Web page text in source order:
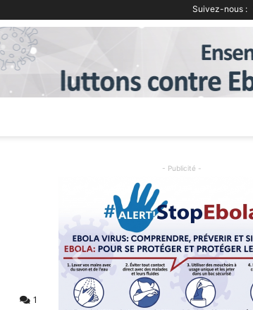
Suivez-nous :
1
- Publicité -
Previous